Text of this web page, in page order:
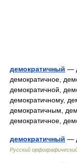
демократичный —
демократичное,
демократичной,
демократичному,
демократичным,
демократичное,
демократичный —
Русский